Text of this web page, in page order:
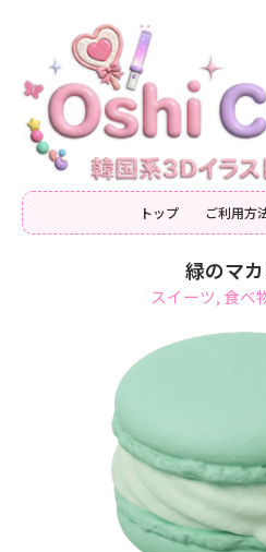
トップ ご利用方
緑のマ
スイーツ, 食べ